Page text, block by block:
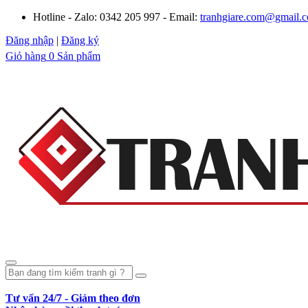
Hotline - Zalo: 0342 205 997 - Email:
Đăng nhập | Đăng ký
Giỏ hàng 0 Sản phẩm
Tư vấn 24/7 - Giảm theo đơn